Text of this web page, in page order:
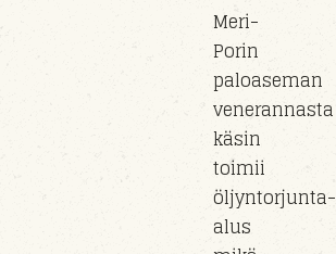
Meri-
Porin
paloaseman
venerannasta
käsin
toimii
öljyntorjunta-
alus